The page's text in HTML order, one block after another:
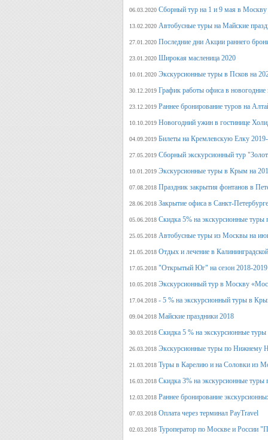
06.03.2020 Сборный тур на 1 и 9 мая в Москву
13.02.2020 Автобусные туры на Майские
27.01.2020 Последние дни Акции раннего
23.01.2020 Широкая масленица 2020
10.01.2020 Экскурсионные туры в Псков на
30.12.2019 График работы офиса в новогодние
23.12.2019 Раннее бронирование туров на
10.10.2019 Новогодний ужин в гостинице
04.09.2019 Билеты на Кремлевскую Елку
27.05.2019 Сборный экскурсионный тур
10.01.2019 Экскурсионные туры в Крым на
07.08.2018 Праздник закрытия фонтанов в
28.06.2018 Закрытие офиса в Санкт-
05.06.2018 Скидка 5% на экскурсионные
25.05.2018 Автобусные туры из Москвы на
21.05.2018 Отдых и лечение в
17.05.2018 "Открытый Юг" на сезон 2018-2019
10.05.2018 Экскурсионный тур в Москву
17.04.2018 - 5 % на экскурсионный туры в
09.04.2018 Майские праздники 2018
30.03.2018 Скидка 5 % на экскурсионные
26.03.2018 Экскурсионные туры по Нижнему
21.03.2018 Туры в Карелию и на Соловки из
16.03.2018 Скидка 3% на экскурсионные
12.03.2018 Раннее бронирование
07.03.2018 Оплата через терминал PayTravel
02.03.2018 Туроператор по Москве и России